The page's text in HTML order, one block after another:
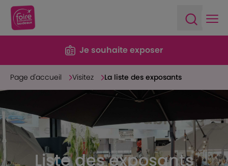
Je souhaite exposer
Page d'accueil Visitez La liste des exposants
Liste des exposants